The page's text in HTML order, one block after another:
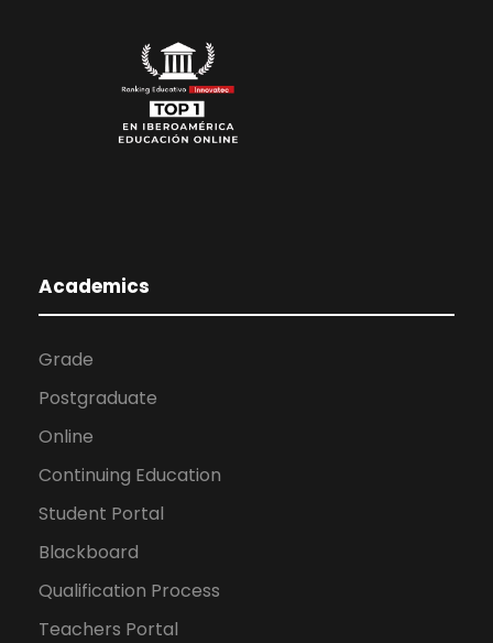
Academics
Grade
Postgraduate
Online
Continuing Education
Student Portal
Blackboard
Qualification Process
Teachers Portal